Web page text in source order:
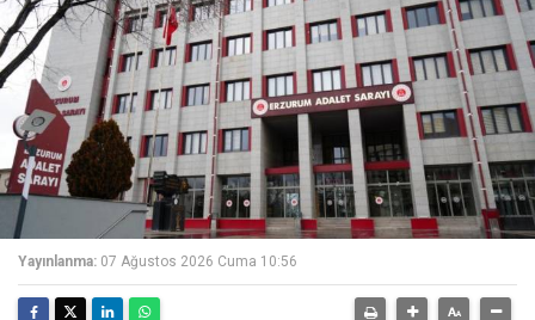
Yayınlanma: 07 Ağustos 2026 Cuma 10:56